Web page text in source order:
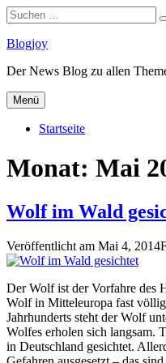
Suchen
nach:
Zum
springen
Blogjoy
Der News Blog zu allen
Menü
Startseite
Monat: Mai
Wolf im Wald
Veröffentlicht am Mai 4, 2014
Der Wolf ist der Vorfahre des
Wolf in Mitteleuropa fast
Jahrhunderts steht der Wolf
Wolfes erholen sich langsam.
in Deutschland gesichtet.